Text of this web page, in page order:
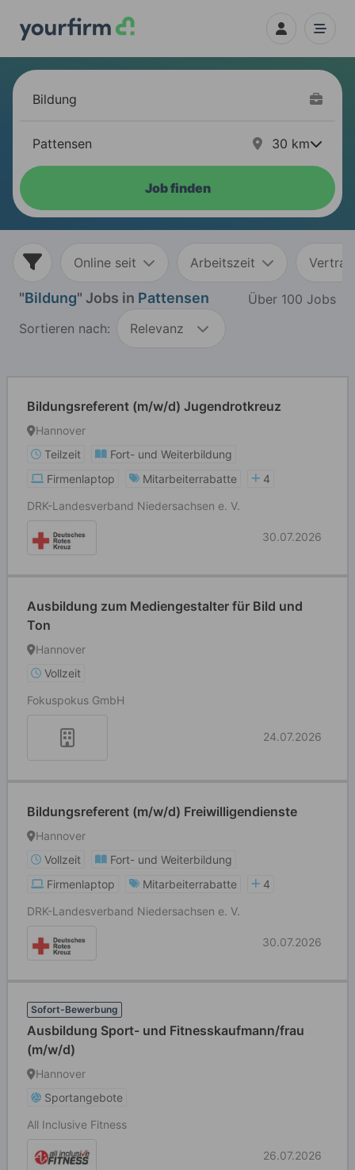
30 km
Job finden
Online seit Arbeitszeit
"Bildung" Jobs in Pattensen
Über 100 Jobs
Sortieren nach:
Relevanz
Bildungsreferent (m/w/d) Jugendrotkreuz
Hannover
Teilzeit
Fort- und Weiterbildung
Firmenlaptop
Mitarbeiterrabatte
4
DRK-Landesverband Niedersachsen e. V.
30.07.2026
Ausbildung zum Mediengestalter für Bild und
Ton
Hannover
Vollzeit
Fokuspokus GmbH
24.07.2026
Bildungsreferent (m/w/d) Freiwilligendienste
Hannover
Vollzeit
Fort- und Weiterbildung
Firmenlaptop
Mitarbeiterrabatte
4
DRK-Landesverband Niedersachsen e. V.
30.07.2026
Sofort-Bewerbung
Ausbildung Sport- und Fitnesskaufmann/frau
(m/w/d)
Hannover
Sportangebote
All Inclusive Fitness
26.07.2026